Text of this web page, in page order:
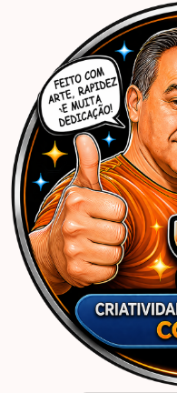
Caricaturas
Caricatura Enfermeira